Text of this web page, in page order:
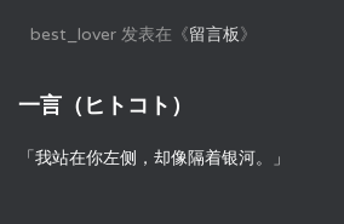
best_lover 发表在《留言板》
一言（ヒトコト）
「我站在你左侧，却像隔着银河。」